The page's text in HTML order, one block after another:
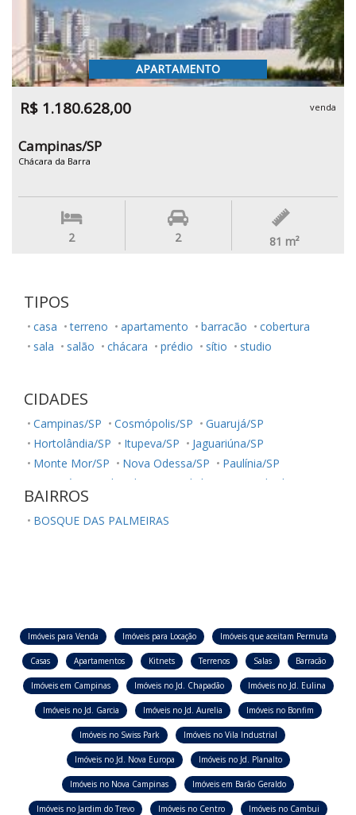
APARTAMENTO
R$ 1.180.628,00 venda
Campinas/SP
Chácara da Barra
2 2 81 m²
TIPOS
casa terreno apartamento barracão
cobertura
sala
salão chácara prédio sítio studio
CIDADES
Campinas/SP Cosmópolis/SP
Guarujá/SP
Hortolândia/SP
Itupeva/SP
Jaguariúna/SP
Monte Mor/SP
Nova Odessa/SP
Paulínia/SP
Sumaré/SP
Ubatuba/SP Valinhos/SP Vinhedo/SP
BAIRROS
BOSQUE DAS PALMEIRAS
Imóveis para Venda Imóveis para Locação Imóveis que aceitam Permuta
Casas Apartamentos Kitnets Terrenos Salas Barracão
Imóveis em Campinas Imóveis no Jd. Chapadão Imóveis no Jd. Eulina
Imóveis no Jd. Garcia Imóveis no Jd. Aurelia Imóveis no Bonfim
Imóveis no Swiss Park Imóveis no Vila Industrial
Imóveis no Jd. Nova Europa Imóveis no Jd. Planalto
Imóveis no Nova Campinas Imóveis em Barão Geraldo
Imóveis no Jardim do Trevo Imóveis no Centro Imóveis no Cambui